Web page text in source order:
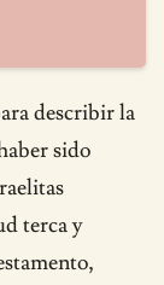
describir la
sido
terca y